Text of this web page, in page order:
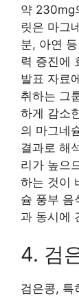
약 230mg
릿은 마그
분, 아연
력 증진에
발표 자료
취하는 그
하게 감소
의 마그네
결과로 해
리가 높으
하는 것이
슘 풍부 음
과 동시에
4. 검
검은콩, 특